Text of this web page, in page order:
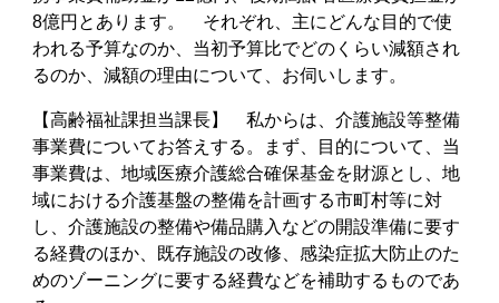
8億円とあります。 それぞれ、主にどんな目的で使
われる予算なのか、当初予算比でどのくらい減額され
るのか、減額の理由について、お伺いします。
【高齢福祉課担当課長】 私からは、介護施設等整備
事業費についてお答えする。まず、目的について、当
事業費は、地域医療介護総合確保基金を財源とし、地
域における介護基盤の整備を計画する市町村等に対
し、介護施設の整備や備品購入などの開設準備に要す
る経費のほか、既存施設の改修、感染症拡大防止のた
めのゾーニングに要する経費などを補助するものであ